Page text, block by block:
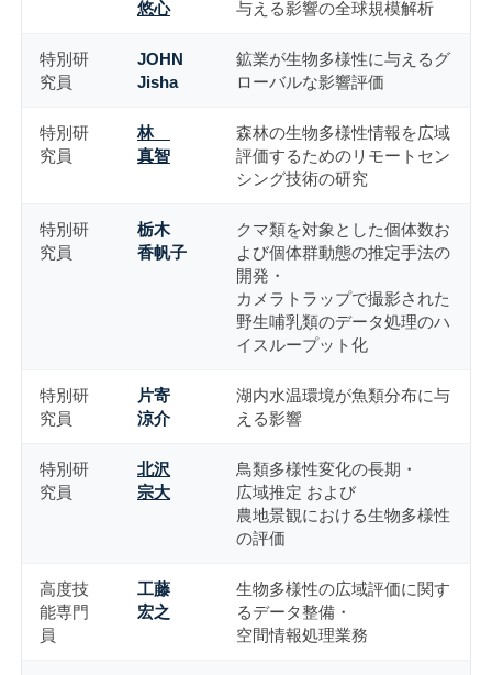
悠心
与える影響の全球規模解析
特別研
究員
JOHN
Jisha
鉱業が生物多様性に与えるグ
ローバルな影響評価
特別研
究員
林
真智
森林の生物多様性情報を広域
評価するためのリモートセン
シング技術の研究
特別研
究員
栃木
香帆子
クマ類を対象とした個体数お
よび個体群動態の推定手法の
開発・
カメラトラップで撮影された
野生哺乳類のデータ処理のハ
イスループット化
特別研
究員
片寄
涼介
湖内水温環境が魚類分布に与
える影響
特別研
究員
北沢
宗大
鳥類多様性変化の長期・
広域推定 および
農地景観における生物多様性
の評価
高度技
能専門
員
工藤
宏之
生物多様性の広域評価に関す
るデータ整備・
空間情報処理業務